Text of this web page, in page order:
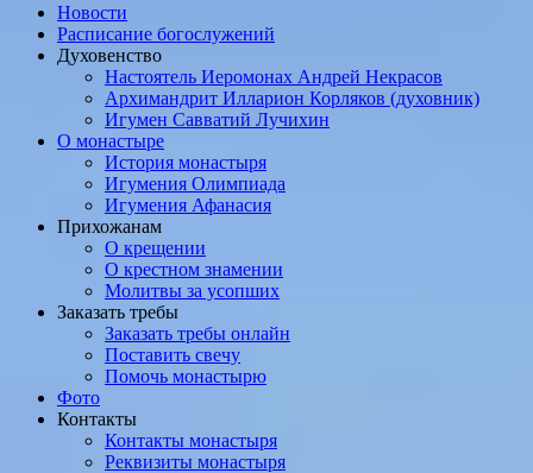
Новости
Расписание богослужений
Духовенство
Настоятель Иеромонах Андрей Некрасов
Архимандрит Илларион Корляков (духовник)
Игумен Савватий Лучихин
О монастыре
История монастыря
Игумения Олимпиада
Игумения Афанасия
Прихожанам
О крещении
О крестном знамении
Молитвы за усопших
Заказать требы
Заказать требы онлайн
Поставить свечу
Помочь монастырю
Фото
Контакты
Контакты монастыря
Реквизиты монастыря